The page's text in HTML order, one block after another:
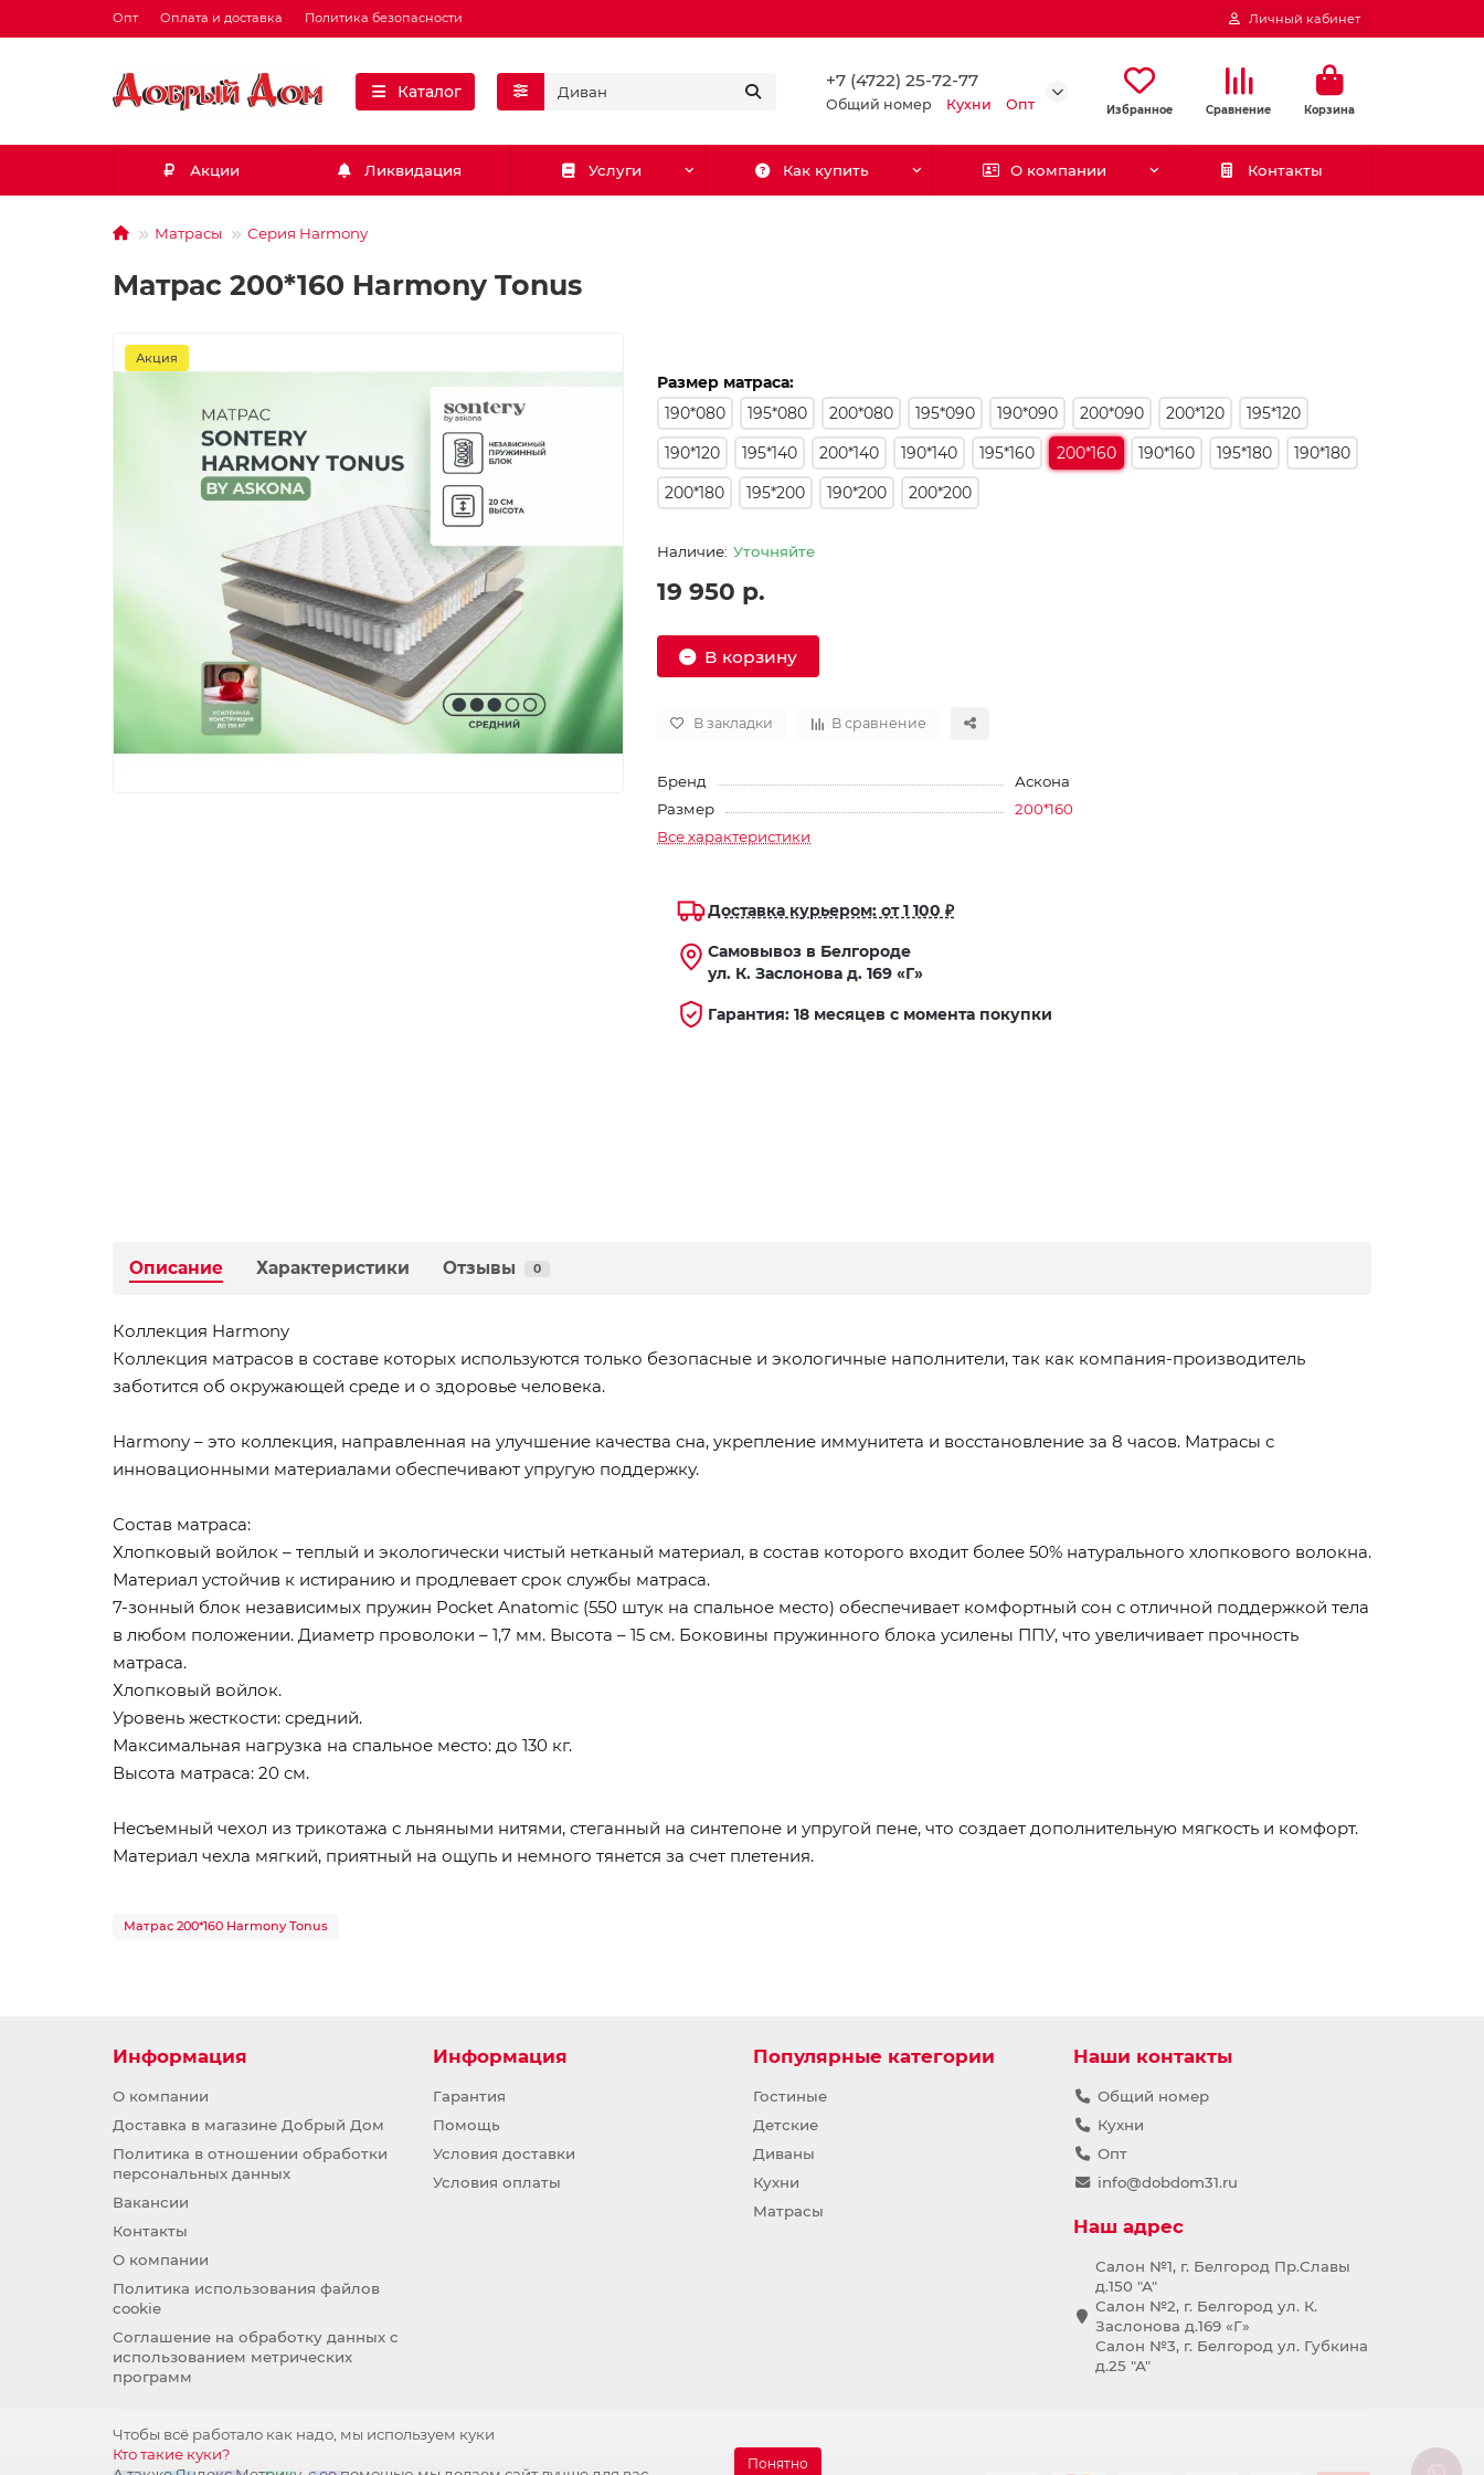
Опт Оплата и доставка Политика безопасности Личный кабинет
Каталог
+7 (4722) 25-72-77
Общий номер Кухни Опт Избранное Сравнение Корзина
Акции Ликвидация Услуги Как купить О компании Контакты
Матрасы Серия Harmony
Матрас 200*160 Harmony Tonus
Акция
Размер матраса:
190*080
195*080 200*080 195*090 190*090 200*090 200*120
195*120
190*120
195*140 200*140 190*140 195*160 200*160 190*160 195*180
190*180
200*180
195*200 190*200 200*200
Уточняйте
19 950 р.
В корзину
В закладки В сравнение
Бренд
Аскона
Размер
200*160
Все характеристики
Доставка курьером: от 1 100 ₽
Самовывоз в Белгороде
ул. К. Заслонова д. 169 «Г»
Гарантия: 18 месяцев с момента покупки
Описание Характеристики Отзывы 0
Коллекция Harmony
Коллекция матрасов в составе которых используются только безопасные и экологичные наполнители, так как компания-производитель
заботится об окружающей среде и о здоровье человека.
Harmony – это коллекция, направленная на улучшение качества сна, укрепление иммунитета и восстановление за 8 часов. Матрасы с
инновационными материалами обеспечивают упругую поддержку.
Состав матраса:
Хлопковый войлок – теплый и экологически чистый нетканый материал, в состав которого входит более 50% натурального хлопкового волокна.
Материал устойчив к истиранию и продлевает срок службы матраса.
7-зонный блок независимых пружин Pocket Anatomic (550 штук на спальное место) обеспечивает комфортный сон с отличной поддержкой тела
в любом положении. Диаметр проволоки – 1,7 мм. Высота – 15 см. Боковины пружинного блока усилены ППУ, что увеличивает прочность
матраса.
Хлопковый войлок.
Уровень жесткости: средний.
Максимальная нагрузка на спальное место: до 130 кг.
Высота матраса: 20 см.
Несъемный чехол из трикотажа с льняными нитями, стеганный на синтепоне и упругой пене, что создает дополнительную мягкость и комфорт.
Материал чехла мягкий, приятный на ощупь и немного тянется за счет плетения.
Матрас 200*160 Harmony Tonus
Чтобы всё работало как надо, мы используем куки
Кто такие куки?
Понятно
Информация
О компании
Доставка в магазине Добрый Дом
Политика в отношении обработки
персональных данных
Вакансии
Контакты
О компании
Политика использования файлов
cookie
Соглашение на обработку данных с
использованием метрических
программ
Информация
Гарантия
Помощь
Условия доставки
Условия оплаты
Популярные категории
Гостиные
Детские
Диваны
Кухни
Матрасы
Наши контакты
Общий номер
Кухни
Опт
info@dobdom31.ru
Наш адрес
Салон №1, г. Белгород Пр.Славы
д.150 "А"
Салон №2, г. Белгород ул. К.
Заслонова д.169 «Г»
Салон №3, г. Белгород ул. Губкина
д.25 "А"